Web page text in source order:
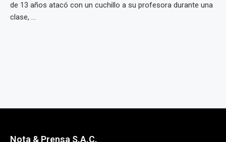
de 13 años atacó con un cuchillo a su profesora durante una
clase, ...
Nota & Prensa S.A.C.